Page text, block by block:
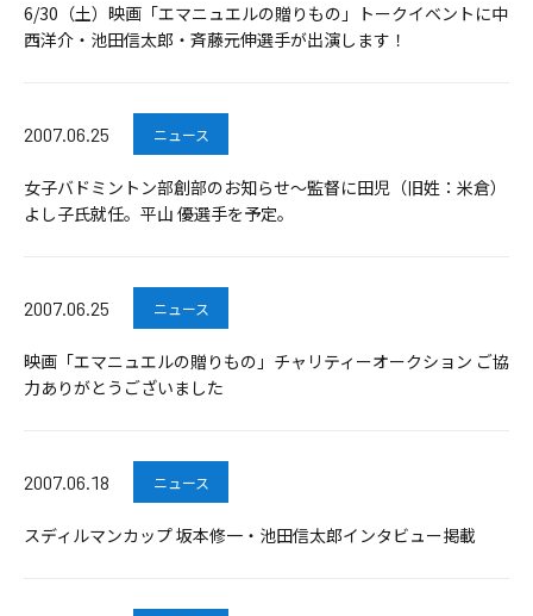
6/30（土）映画「エマニュエルの贈りもの」トークイベントに中
西洋介・池田信太郎・斉藤元伸選手が出演します！
2007.06.25 ニュース
女子バドミントン部創部のお知らせ～監督に田児（旧姓：米倉）
よし子氏就任。平山 優選手を予定。
2007.06.25 ニュース
映画「エマニュエルの贈りもの」チャリティーオークション ご協
力ありがとうございました
2007.06.18 ニュース
スディルマンカップ 坂本修一・池田信太郎インタビュー掲載